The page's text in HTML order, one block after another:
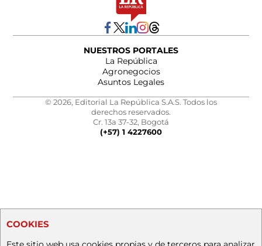
NUESTROS PORTALES
La República
Agronegocios
Asuntos Legales
© 2026, Editorial La República S.A.S. Todos los
derechos reservados.
Cr. 13a 37-32, Bogotá
(+57) 1 4227600
COOKIES